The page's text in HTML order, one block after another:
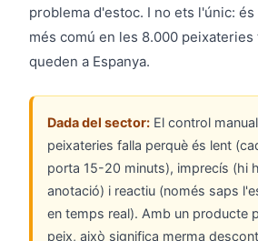
problema d'estoc. I no ets l'únic:
més comú en les 8.000
queden a Espanya.
Dada del sector: El control
peixateries falla perquè és lent
porta 15-20 minuts), imprecís (hi
anotació) i reactiu (només saps
en temps real). Amb un producte
peix, això significa merma